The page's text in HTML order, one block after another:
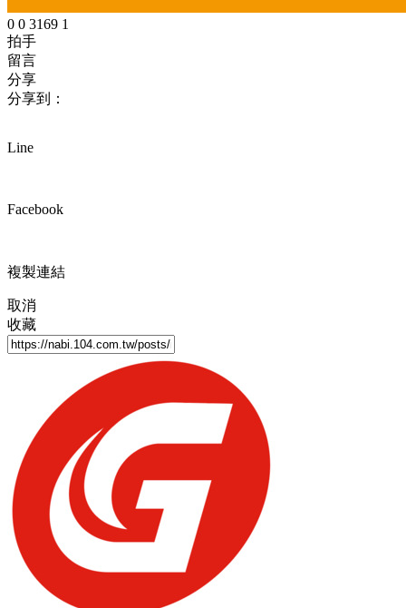
0 0 3169 1
拍手
留言
分享
分享到：
Line
Facebook
複製連結
取消
收藏